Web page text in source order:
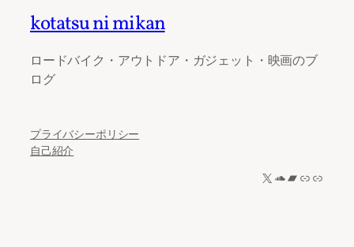
kotatsu ni mikan
ロードバイク・アウトドア・ガジェット・映画のブ
ログ
プライバシーポリシー
自己紹介
X SoundCloud
Bandcamp
リンクリンク